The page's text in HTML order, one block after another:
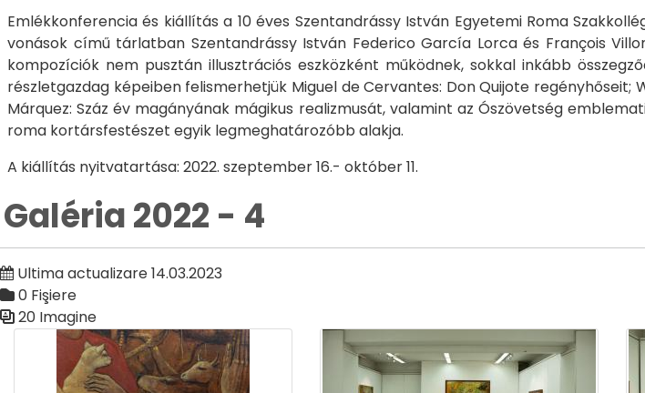
Emlékkonferencia és kiállítás a 10 éves Szentandrássy István Egyetemi Roma
vonások című tárlatban Szentandrássy István Federico García Lorca és François
kompozíciók nem pusztán illusztrációs eszközként működnek, sokkal inkább
részletgazdag képeiben felismerhetjük Miguel de Cervantes: Don Quijote
Márquez: Száz év magányának mágikus realizmusát, valamint az Ószövetség
roma kortársfestészet egyik legmeghatározóbb alakja.
A kiállítás nyitvatartása: 2022. szeptember 16.- október 11.
Galéria 2022 - 4
Ultima actualizare 14.03.2023
0 Fişiere
20 Imagine
Galerie media